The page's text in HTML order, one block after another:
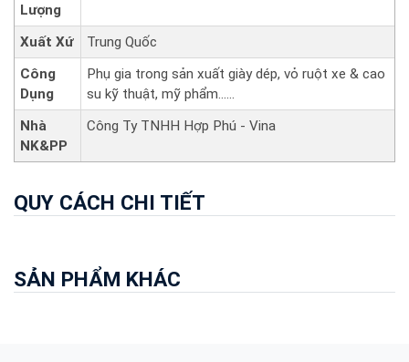
Lượng
Xuất Xứ
Trung Quốc
Công
Dụng
Phụ gia trong sản xuất giày dép, vỏ ruột xe & cao
su kỹ thuật, mỹ phẩm......
Nhà
NK&PP
Công Ty TNHH Hợp Phú - Vina
QUY CÁCH CHI TIẾT
SẢN PHẨM KHÁC